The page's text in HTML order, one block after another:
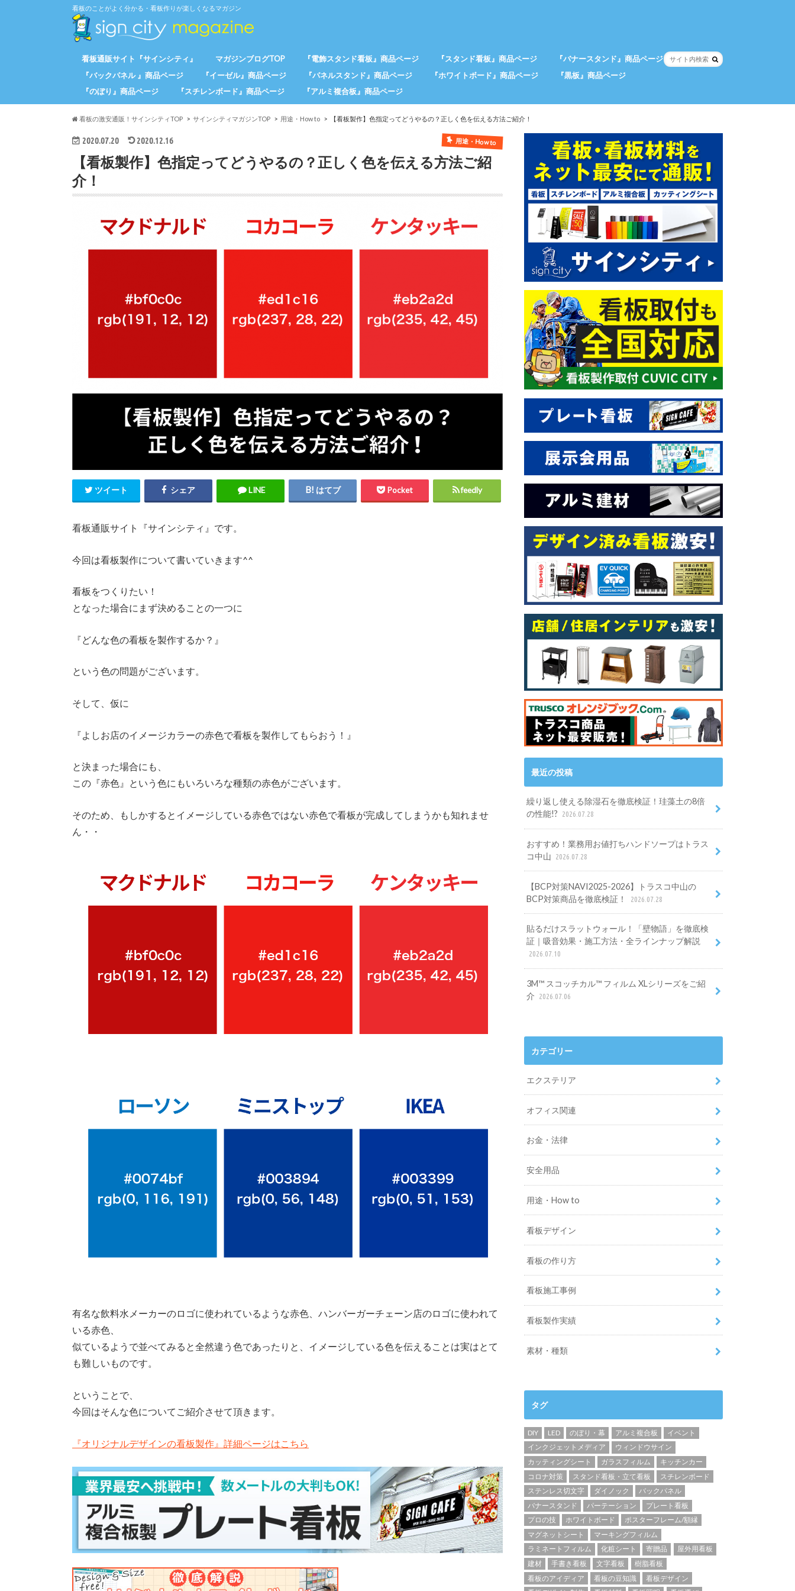
看板のことがよく分かる・看板作りが楽しくなるマガジン
看板通販サイト『サインシティ』 マガジンブログTOP 『電飾スタンド看板』商品ページ 『スタンド看板』商品ページ
『バナースタンド』商品ページ
『バックパネル 』商品ページ
『イーゼル』商品ページ 『パネルスタンド』商品ページ 『ホワイトボード』商品ページ
『黒板』商品ページ
『のぼり』商品ページ
『スチレンボード』商品ページ 『アルミ複合板』商品ページ
看板の激安通販！サインシティTOP サインシティマガジンTOP 用途・How to 【看板製作】色指定ってどうやるの？正しく色を伝える方法ご紹介！
2020.07.20 2020.12.16 用途・How to
【看板製作】色指定ってどうやるの？正しく色を伝える方法ご紹
介！
ツイート シェア LINE はてブ Pocket feedly
看板通販サイト『サインシティ』です。
今回は看板製作について書いていきます^^
看板をつくりたい！
となった場合にまず決めることの一つに
『どんな色の看板を製作するか？』
という色の問題がございます。
そして、仮に
『よしお店のイメージカラーの赤色で看板を製作してもらおう！』
と決まった場合にも、
この『赤色』という色にもいろいろな種類の赤色がございます。
そのため、もしかするとイメージしている赤色ではない赤色で看板が完成してしまうかも知れませ
ん・・
有名な飲料水メーカーのロゴに使われているような赤色、ハンバーガーチェーン店のロゴに使われて
いる赤色、
似ているようで並べてみると全然違う色であったりと、イメージしている色を伝えることは実はとて
も難しいものです。
ということで、
今回はそんな色についてご紹介させて頂きます。
『オリジナルデザインの看板製作』詳細ページはこちら
最近の投稿
繰り返し使える除湿石を徹底検証！珪藻土の8倍
の性能!?
2026.07.28
おすすめ！業務用お値打ちハンドソープはトラス
コ中山
2026.07.28
【BCP対策NAVI2025-2026】トラスコ中山の
BCP対策商品を徹底検証！
2026.07.28
貼るだけスラットウォール！「壁物語」を徹底検
証｜吸音効果・施工方法・全ラインナップ解説
2026.07.10
3M™ スコッチカル™ フィルム XLシリーズをご紹
介
2026.07.06
カテゴリー
エクステリア
オフィス関連
お金・法律
安全用品
用途・How to
看板デザイン
看板の作り方
看板施工事例
看板製作実績
素材・種類
タグ
DIY LED のぼり・幕 アルミ複合板
イベント
インクジェットメディア
ウィンドウサイン
カッティングシート
ガラスフィルム
キッチンカー
コロナ対策
スタンド看板・立て看板
スチレンボード
ステンレス切文字
ダイノック
バックパネル
バナースタンド
パーテーション
プレート看板
プロの技
ホワイトボード
ポスターフレーム/額縁
マグネットシート
マーキングフィルム
ラミネートフィルム
化粧シート 寄贈品
屋外用看板
建材
手書き看板 文字看板
樹脂看板
看板のアイディア
看板の豆知識
看板デザイン